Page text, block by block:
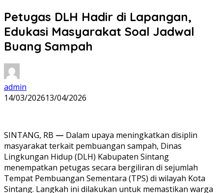
Petugas DLH Hadir di Lapangan,
Edukasi Masyarakat Soal Jadwal
Buang Sampah
admin
14/03/202613/04/2026
SINTANG, RB — Dalam upaya meningkatkan disiplin
masyarakat terkait pembuangan sampah, Dinas
Lingkungan Hidup (DLH) Kabupaten Sintang
menempatkan petugas secara bergiliran di sejumlah
Tempat Pembuangan Sementara (TPS) di wilayah Kota
Sintang. Langkah ini dilakukan untuk memastikan warga